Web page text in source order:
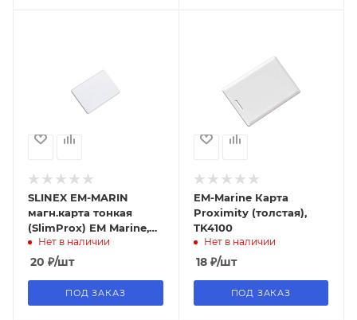
SLINEX EM-MARIN
магн.карта тонкая
(SlimProx) EM Marine,
Read Only, тонкая (0,8
мм), под печать
Нет в наличии
20 ₽/шт
ПОД ЗАКАЗ
EM-Marine Карта
Proximity (толстая),
TK4100
Нет в наличии
18₽/шт
ПОД ЗАКАЗ